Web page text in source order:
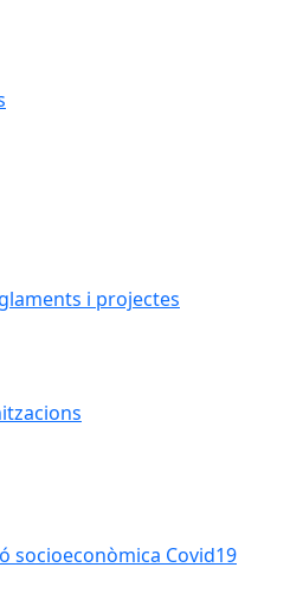
i projectes
socioeconòmica Covid19